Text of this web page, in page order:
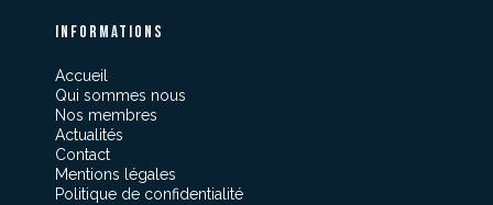
Informations
Accueil
Qui sommes nous
Nos membres
Actualités
Contact
Mentions légales
Politique de confidentialité